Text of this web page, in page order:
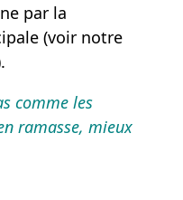
par la
(voir notre
comme les
ramasse, mieux